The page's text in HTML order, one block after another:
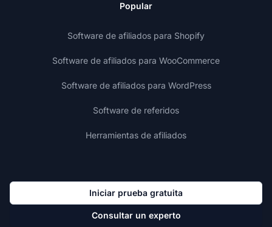
Popular
Software de afiliados para Shopify
Software de afiliados para WooCommerce
Software de afiliados para WordPress
Software de referidos
Herramientas de afiliados
Iniciar prueba gratuita
Consultar un experto